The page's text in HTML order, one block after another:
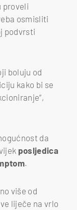
proveli
osmisliti
podvrsti
boluju od
kako bi se
da
posljedica
.
više od
liječe na vrlo